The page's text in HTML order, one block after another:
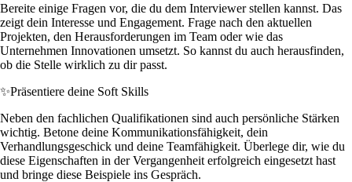
Bereite einige Fragen vor, die du dem Interviewer stellen kannst. Das
zeigt dein Interesse und Engagement. Frage nach den aktuellen
Projekten, den Herausforderungen im Team oder wie das
Unternehmen Innovationen umsetzt. So kannst du auch herausfinden,
ob die Stelle wirklich zu dir passt.
✨Präsentiere deine Soft Skills
Neben den fachlichen Qualifikationen sind auch persönliche Stärken
wichtig. Betone deine Kommunikationsfähigkeit, dein
Verhandlungsgeschick und deine Teamfähigkeit. Überlege dir, wie du
diese Eigenschaften in der Vergangenheit erfolgreich eingesetzt hast
und bringe diese Beispiele ins Gespräch.